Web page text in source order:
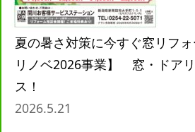
夏の暑さ対策に今すぐ窓リフ
リノベ2026事業】 窓・ドア
ス！
2026.5.21